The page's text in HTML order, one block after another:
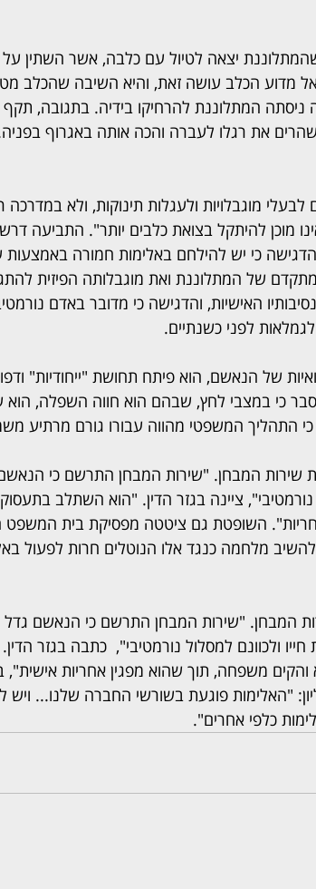
יצאה לטיול עם כלבה, אשר השתין על
מדוע הכלב עושה זאת, והיא השיבה שהכלב
המתלוננת להרחיקו בידיה. בתגובה,
את רגלו לעברה והכה אותה באגרוף
מוגבלויות ולעגלות תינוקות, ולא במדרכה
מוכן להיתקל בצואת כלבים יותר". התביעה
של 9 עד 18 חודשים, והדגישה כי יש להילחם באלימות חמורה
של המתלוננת ואת מוגבלותה הפיזית
האישיות, והדגישה כי מדובר באדם
של הנאשם, הוא פיתח תחושת "ייחודיות"
כי במצבי לחץ, שבהם הוא חווה השפלה, הוא
התהליך המשפטי מהווה עבורו גורם מרתיע
המבחן. "שירות המבחן התרשם כי
נורמטיבי", ציינה בגזר הדין. "הוא השתלב
השופטת גם ציטטה מפסיקת בית המשפט
מלחמה כנגד אלו הנוטלים חרות לפעול
המבחן. "שירות המבחן התרשם כי הנאשם גדל
ולכוונם למסלול נורמטיבי",  כתבה בגזר
משפחה, תוך שהוא מפגין אחריות אישית",
"האלימות פוגעת בשורשי החברה שלנו... ויש
כלפי אחרים".